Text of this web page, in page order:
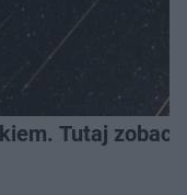
Tutaj